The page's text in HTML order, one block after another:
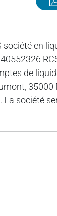
société en
de
35000
société